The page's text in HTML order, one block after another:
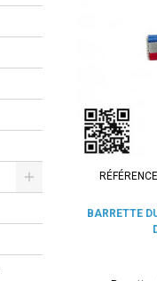
BARRETTE